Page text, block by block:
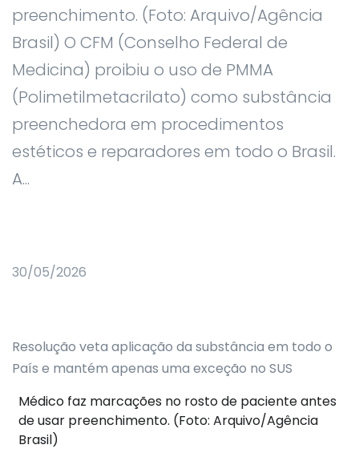
preenchimento. (Foto: Arquivo/Agência
Brasil) O CFM (Conselho Federal de
Medicina) proibiu o uso de PMMA
(Polimetilmetacrilato) como substância
preenchedora em procedimentos
estéticos e reparadores em todo o Brasil.
A...
30/05/2026
Resolução veta aplicação da substância em todo o
País e mantém apenas uma exceção no SUS
Médico faz marcações no rosto de paciente antes
de usar preenchimento. (Foto: Arquivo/Agência
Brasil)